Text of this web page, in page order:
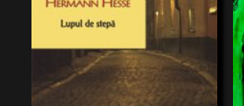
Incapabil să savureze bucuriile mărunte